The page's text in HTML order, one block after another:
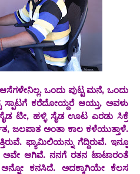
ಒಂದು ಪುಟ್ಟ ಮನೆ, ಒಂದು
ಸ್ಪಾಟಗೆ ಕರೆದೋಯ್ದರೆ ಆಯ್ತು, ಅವಳು
ಟೀ, ಹಳ್ಳಿ ಸೈಡ ಊಟ ಎರಡು ಸಿಕ್ರೆ
ಜಲಪಾತ ಅಂತಾ ಕಾಲ ಕಳೆಯುತ್ತಾಳೆ‌.
ಫ್ಯಾಮಿಲಿಯನ್ನು ಗೆದ್ದಿರುವೆ. ಇನ್ನೂ
ಆಗಿವೆ. ನನಗೆ ರತನ ಟಾಟಾರಂತೆ
ಕನಸಿದೆ. ಅದಕ್ಕಾಗಿಯೇ ಕೆಲಸ